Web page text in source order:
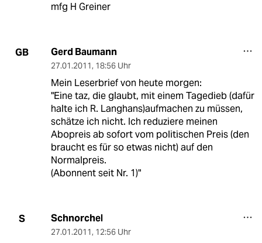
mfg H Greiner
GB Gerd Baumann
27.01.2011, 18:56 Uhr
Mein Leserbrief von heute morgen:
"Eine taz, die glaubt, mit einem Tagedieb (dafür
halte ich R. Langhans)aufmachen zu müssen,
schätze ich nicht. Ich reduziere meinen
Abopreis ab sofort vom politischen Preis (den
braucht es für so etwas nicht) auf den
Normalpreis.
(Abonnent seit Nr. 1)"
S Schnorchel
27.01.2011, 12:56 Uhr